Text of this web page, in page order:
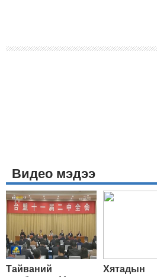
Видео мэдээ
Тайваний
Хятадын